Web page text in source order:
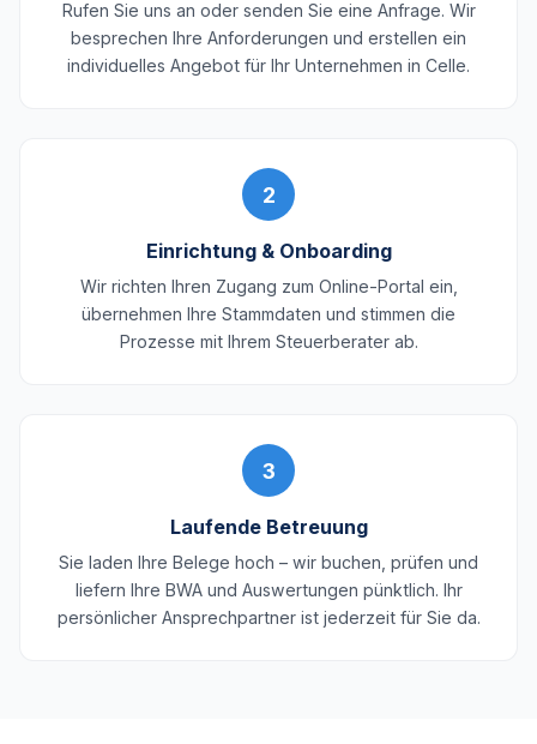
Rufen Sie uns an oder senden Sie eine Anfrage. Wir
besprechen Ihre Anforderungen und erstellen ein
individuelles Angebot für Ihr Unternehmen in Celle.
2
Einrichtung & Onboarding
Wir richten Ihren Zugang zum Online-Portal ein,
übernehmen Ihre Stammdaten und stimmen die
Prozesse mit Ihrem Steuerberater ab.
3
Laufende Betreuung
Sie laden Ihre Belege hoch – wir buchen, prüfen und
liefern Ihre BWA und Auswertungen pünktlich. Ihr
persönlicher Ansprechpartner ist jederzeit für Sie da.